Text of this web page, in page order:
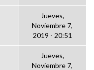
Jueves,
Noviembre 7,
2019 - 20:51
Jueves,
Noviembre 7,